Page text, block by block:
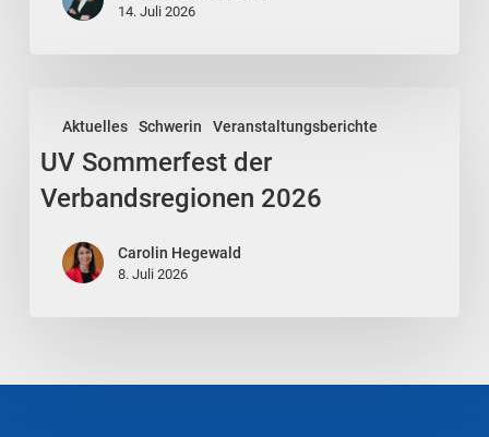
2030
14. Juli 2026
Aktuelles Schwerin Veranstaltungsberichte
Sommerfest
der
Verbandsregionen
UV Sommerfest der
Verbandsregionen 2026
Carolin Hegewald
8. Juli 2026